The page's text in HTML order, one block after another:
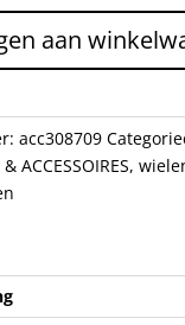
aan
acc308709
ACCESSOIRES,